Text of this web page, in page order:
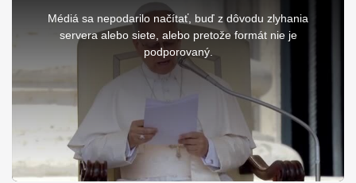
Médiá sa nepodarilo načítať, buď z dôvodu zlyhania
servera alebo siete, alebo pretože formát nie je
podporovaný.